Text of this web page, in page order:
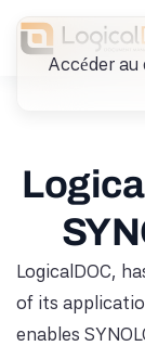
Accéder
LogicalDOC,
of its
enables